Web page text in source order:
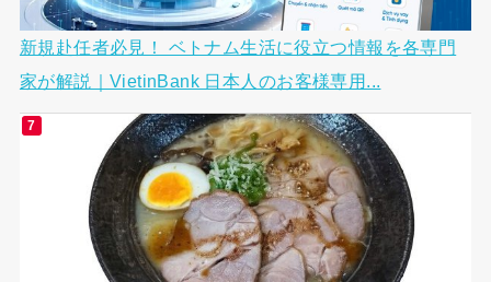
新規赴任者必見！ ベトナム生活に役立つ情報を各専門
家が解説｜VietinBank 日本人のお客様専用...